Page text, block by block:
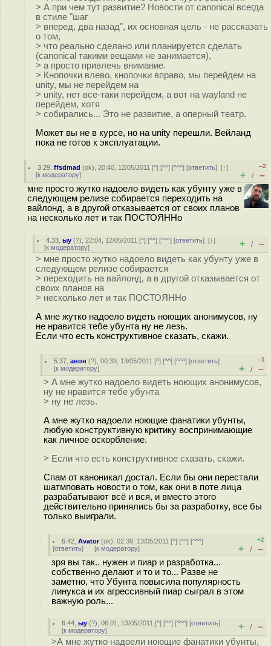
> А при чем тут развитие? Новости от canonical всегда
в стиле "шаг
> вперед, два назад", их основная цель - не рассказать
о том,
> что реально сделано или планируется сделать
(canonical такими вещами не занимается),
> а просто привлечь внимание.
> Кнопочки влево, кнопочки вправо, мы перейдем на
unity, мы не перейдем на
> unity, нет все-таки перейдем, а вот на wayland не
перейдем, хотя
> собирались... Это не развитие, а оперный театр.
Может вы не в курсе, но на unity перешли. Вейланд
пока не готов к эксплуатации.
3.29 ,ffsdmad (ok), 20:40, 12/05/2011 [^] [^^] [^^^] [ответить][↑]
[к модератору]
–2
+ / –
мне просто жутко надоело видеть как убунту уже в
следующем релизе собирается переходить на
вайлонд, а в другой отказывается от своих планов
на несколько лет и так ПОСТОЯННо
4.33 ,ыу (?), 22:04, 12/05/2011 [^] [^^] [^^^] [ответить][↓]
[к модератору] + / –
> мне просто жутко надоело видеть как убунту уже в
следующем релизе собирается
> переходить на вайлонд, а в другой отказывается от
своих планов на
> несколько лет и так ПОСТОЯННо
А мне жутко надоело видеть ноющих анонимусов, ну
не нравится тебе убунта ну не лезь.
Если что есть конструктивное сказать, скажи.
5.37 ,анон (?), 00:39, 13/05/2011 [^] [^^] [^^^] [ответить]
[к модератору]
–1
+ / –
> А мне жутко надоело видеть ноющих анонимусов,
ну не нравится тебе убунта
> ну не лезь.
А мне жутко надоели ноющие фанатики убунты,
любую конструктивную критику воспринимающие
как личное оскорбление.
> Если что есть конструктивное сказать, скажи.
Спам от каноникал достал. Если бы они перестали
шатмповать новости о том, как они в поте лица
разрабатывают всё и вся, и вместо этого
действительно принялись бы за разработку, все бы
только выиграли.
6.42 ,Avator(ok), 02:39, 13/05/2011 [^] [^^] [^^^]
[ответить] [к модератору]
+2
+ / –
зря вы так.. нужен и пиар и разработка...
собственно делают и то и то... Разве не
заметно, что Убунта повысила популярность
линукса и их агрессивный пиар сыграл в этом
важную роль...
6.44 ,ыу (?), 06:01, 13/05/2011 [^] [^^] [^^^] [ответить]
[к модератору] + / –
>А мне жутко надоели ноющие фанатики убунты,